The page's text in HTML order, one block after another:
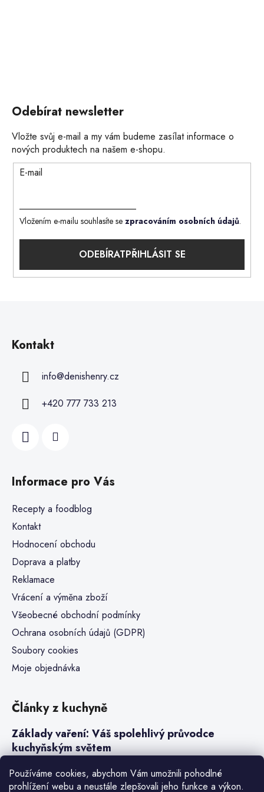
Používáme cookies, abychom Vám umožnili pohodlné
prohlížení webu a neustále zlepšovali jeho funkce a výkon.
Odebírat newsletter
Vložte svůj e-mail a my vám budeme zasílat informace o
nových produktech na našem e-shopu.
E-mail
Vložením e-mailu souhlasíte se zpracováním osobních údajů.
PŘIHLÁSIT SE
Kontakt
info@denishenry.cz
+420 777 733 213
Informace pro Vás
Recepty a foodblog
Kontakt
Hodnocení obchodu
Doprava a platby
Reklamace
Vrácení a výměna zboží
Všeobecné obchodní podmínky
Ochrana osobních údajů (GDPR)
Soubory cookies
Moje objednávka
Články z kuchyně
Základy vaření: Váš spolehlivý průvodce
kuchyňským světem
Steaky a sous-vide vaření